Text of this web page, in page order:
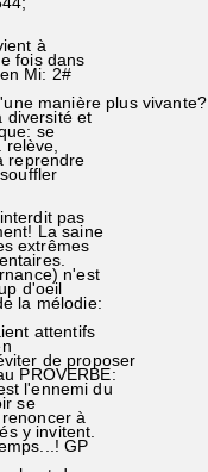
à
fois dans
Mi: 2#
manière plus vivante?
diversité et
se
reprendre
pas
La saine
extrêmes
n'est
d'oeil
la mélodie:
attentifs
de proposer
PROVERBE:
l'ennemi du
se
à
y invitent.
GP